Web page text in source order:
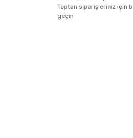
Toptan siparişleriniz için
geçin